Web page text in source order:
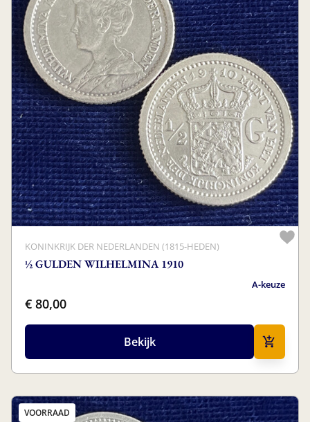
KONINKRIJK DER NEDERLANDEN (1815-HEDEN)
½ GULDEN WILHELMINA 1910
A-keuze
€ 80,00
Bekijk
VOORRAAD